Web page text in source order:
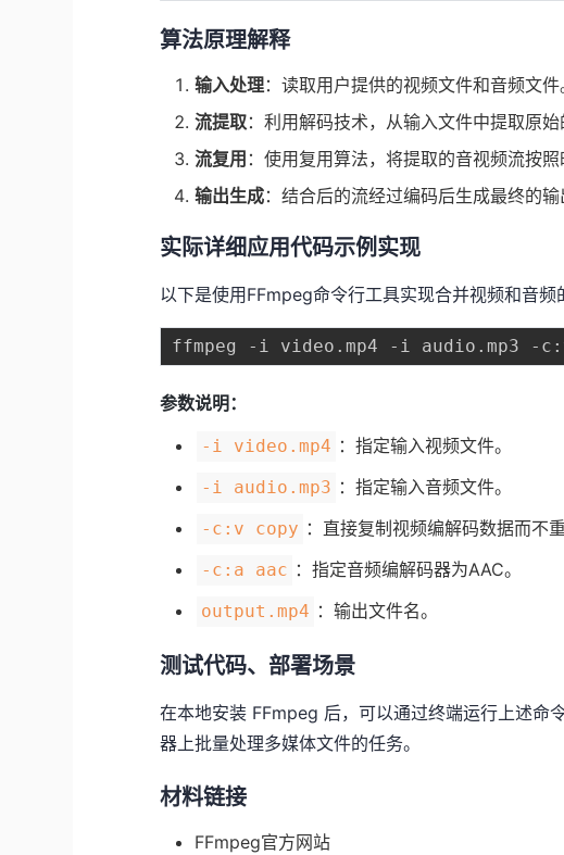
算法原理解释
输入处理：读取用户提供的视频文件和音频文件
流提取：利用解码技术，从输入文件中提取原始
流复用 ：使用复用算法，将提取的音视频流按照
输出生成：结合后的流经过编码后生成最终的输
实际详细应用代码示例实现
以下是使用FFmpeg命令行工具实现合并视频和音频
参数说明：
-i video.mp4 ：指定输入视频文件。
-i audio.mp3 ：指定输入音频文件。
-c:v copy ：直接复制视频编解码数据而不重
-c:a aac ：指定音频编解码器为AAC。
output.mp4 ：输出文件名。
测试代码、部署场景
在本地安装 FFmpeg 后，可以通过终端运行上述命
器上批量处理多媒体文件的任务。
材料链接
FFmpeg官方网站